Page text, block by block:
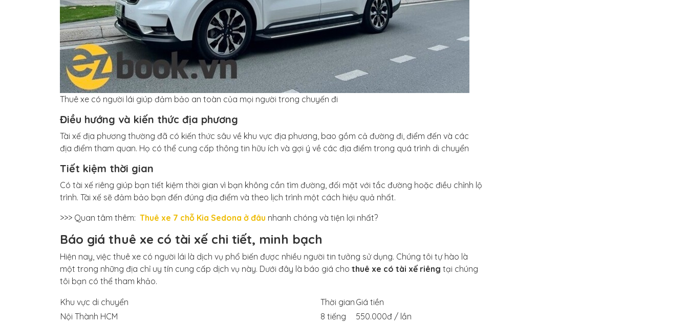
Thuê xe có người lái giúp đảm bảo an toàn của mọi người trong chuyến đi
Điều hướng và kiến thức địa phương
Tài xế địa phương thường đã có kiến thức sâu về khu vực địa phương, bao gồm cả đường đi, điểm đến và các
địa điểm tham quan. Họ có thể cung cấp thông tin hữu ích và gợi ý về các địa điểm trong quá trình di chuyển
Tiết kiệm thời gian
Có tài xế riêng giúp bạn tiết kiệm thời gian vì bạn không cần tìm đường, đối mặt với tắc đường hoặc điều chỉnh lộ
trình. Tài xế sẽ đảm bảo bạn đến đúng địa điểm và theo lịch trình một cách hiệu quả nhất.
>>> Quan tâm thêm: Thuê xe 7 chỗ Kia Sedona ở đâu nhanh chóng và tiện lợi nhất?
Báo giá thuê xe có tài xế chi tiết, minh bạch
Hiện nay, việc thuê xe có người lái là dịch vụ phổ biến được nhiều người tin tưởng sử dụng. Chúng tôi tự hào là
một trong những địa chỉ uy tín cung cấp dịch vụ này. Dưới đây là báo giá cho thuê xe có tài xế riêng tại chúng
tôi bạn có thể tham khảo.
Khu vực di chuyển Thời gian Giá tiền
Nội Thành HCM
8 tiếng
550.000đ / lần